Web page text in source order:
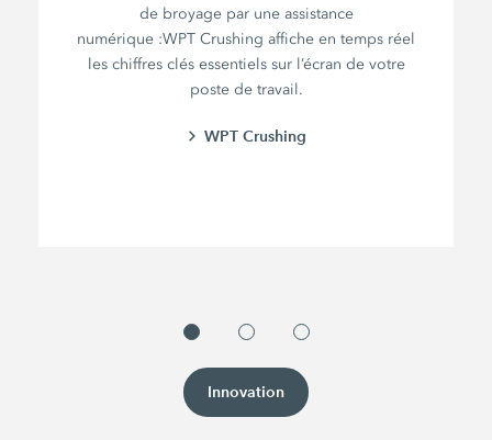
de broyage par une assistance
numérique :WPT Crushing affiche en temps réel
les chiffres clés essentiels sur l’écran de votre
poste de travail.
WPT Crushing
Innovation